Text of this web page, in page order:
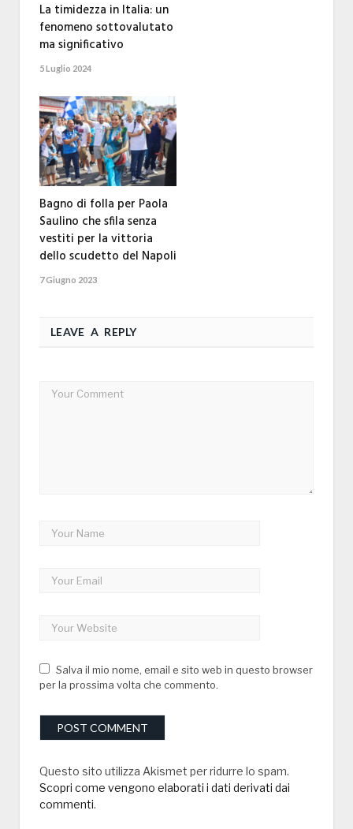
La timidezza in Italia: un
fenomeno sottovalutato
ma significativo
5 Luglio 2024
Bagno di folla per Paola
Saulino che sfila senza
vestiti per la vittoria
dello scudetto del Napoli
7 Giugno 2023
LEAVE A REPLY
Salva il mio nome, email e sito web in questo browser
per la prossima volta che commento.
Questo sito utilizza Akismet per ridurre lo spam.
Scopri come vengono elaborati i dati derivati dai
commenti.